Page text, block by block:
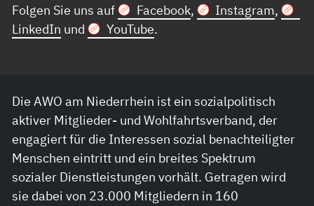
Folgen Sie uns auf
Facebook, Instagram,
LinkedIn und YouTube.
Die AWO am Niederrhein ist ein sozialpolitisch
aktiver Mitglieder- und Wohlfahrtsverband, der
engagiert für die Interessen sozial benachteiligter
Menschen eintritt und ein breites Spektrum
sozialer Dienstleistungen vorhält. Getragen wird
sie dabei von 23.000 Mitgliedern in 160